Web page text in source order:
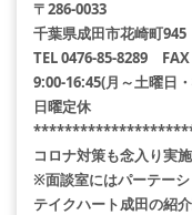
〒286-0033
千葉県成田市花崎町
TEL 0476-85-8289 FAX
9:00-16:45(月～土曜日
日曜定休
コロナ対策も念入り実
※面談室にはパーテーシ
テイクハート成田の紹